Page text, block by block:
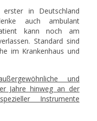
in Deutschland
auch ambulant
kann noch am
Standard sind
im Krankenhaus und
und
Jahre hinweg an der
Instrumente